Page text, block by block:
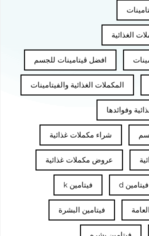
الغذائية
افضل ڤيتامينات للجسم
المكملات الغذائية والفيتامينات
وفوائدها
شراء مكملات غذائية
عروض مكملات غذائية
فيتامين d فيتامين k
فيتامين البشرة